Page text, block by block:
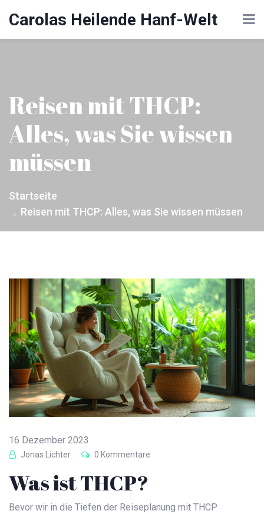
Carolas Heilende Hanf-Welt
Reisen mit THCP:
Alles, was Sie wissen
müssen
Startseite
Reisen mit THCP: Alles, was Sie wissen müssen
16 Dezember 2023
Jonas Lichter 0 Kommentare
Was ist THCP?
Bevor wir in die Tiefen der Reiseplanung mit THCP